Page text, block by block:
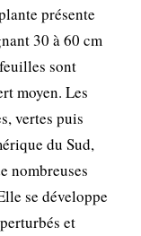
présente
30 à 60 cm
sont
moyen. Les
vertes puis
du Sud,
nombreuses
se développe
et